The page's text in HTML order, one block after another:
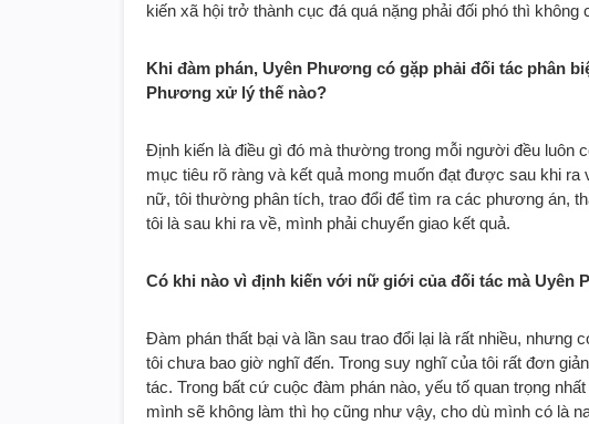
kiến xã hội trở thành cục đá quá nặng phải đối phó thì
Khi đàm phán, Uyên Phương có gặp phải đối tác phân
Phương xử lý thế nào?
Định kiến là điều gì đó mà thường trong mỗi người đều luôn
mục tiêu rõ ràng và kết quả mong muốn đạt được sau khi
nữ, tôi thường phân tích, trao đổi để tìm ra các phương án,
tôi là sau khi ra về, mình phải chuyển giao kết quả.
Có khi nào vì định kiến với nữ giới của đối tác mà Uyên
Đàm phán thất bại và lần sau trao đổi lại là rất nhiều,
tôi chưa bao giờ nghĩ đến. Trong suy nghĩ của tôi rất đơn
tác. Trong bất cứ cuộc đàm phán nào, yếu tố quan trọng
mình sẽ không làm thì họ cũng như vậy, cho dù mình có là